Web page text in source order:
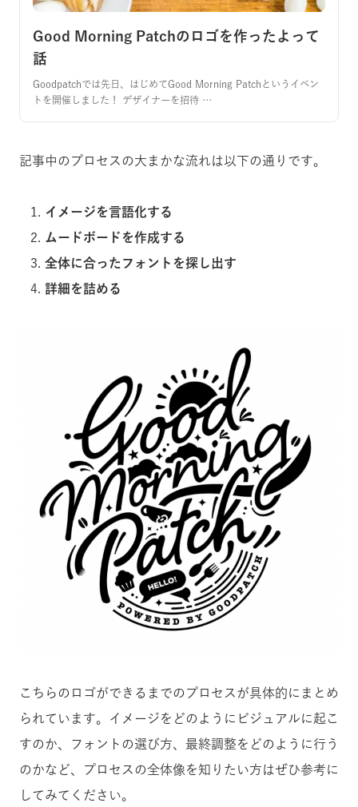
Good Morning Patchのロゴを作ったよって
話
Goodpatchでは先日、はじめてGood Morning Patchというイベン
トを開催しました！ デザイナーを招待 …
記事中のプロセスの大まかな流れは以下の通りです。
イメージを言語化する
ムードボードを作成する
全体に合ったフォントを探し出す
詳細を詰める
こちらのロゴができるまでのプロセスが具体的にまとめ
られています。イメージをどのようにビジュアルに起こ
すのか、フォントの選び方、最終調整をどのように行う
のかなど、プロセスの全体像を知りたい方はぜひ参考に
してみてください。